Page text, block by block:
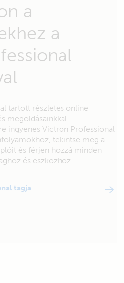
a
a
tartott részletes online
megoldásainkkal
ingyenes Victron Professional
tekintse meg a
és férjen hozzá minden
és eszközhöz.
tagja